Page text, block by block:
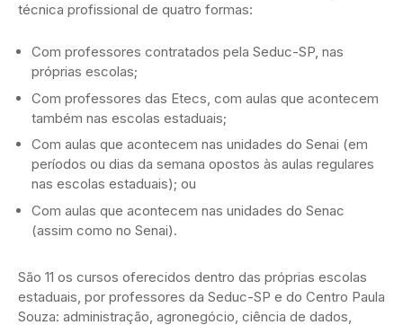
técnica profissional de quatro formas:
Com professores contratados pela Seduc-SP, nas
próprias escolas;
Com professores das Etecs, com aulas que acontecem
também nas escolas estaduais;
Com aulas que acontecem nas unidades do Senai (em
períodos ou dias da semana opostos às aulas regulares
nas escolas estaduais); ou
Com aulas que acontecem nas unidades do Senac
(assim como no Senai).
São 11 os cursos oferecidos dentro das próprias escolas
estaduais, por professores da Seduc-SP e do Centro Paula
Souza: administração, agronegócio, ciência de dados,